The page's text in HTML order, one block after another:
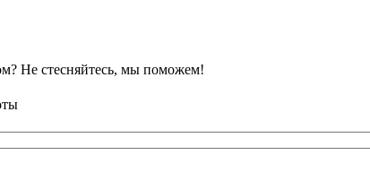
Не стесняйтесь, мы поможем!